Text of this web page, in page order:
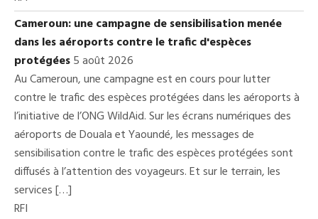
Cameroun: une campagne de sensibilisation menée
dans les aéroports contre le trafic d'espèces
protégées5 août 2026
Au Cameroun, une campagne est en cours pour lutter
contre le trafic des espèces protégées dans les aéroports à
l’initiative de l’ONG WildAid. Sur les écrans numériques des
aéroports de Douala et Yaoundé, les messages de
sensibilisation contre le trafic des espèces protégées sont
diffusés à l’attention des voyageurs. Et sur le terrain, les
services […]
RFI